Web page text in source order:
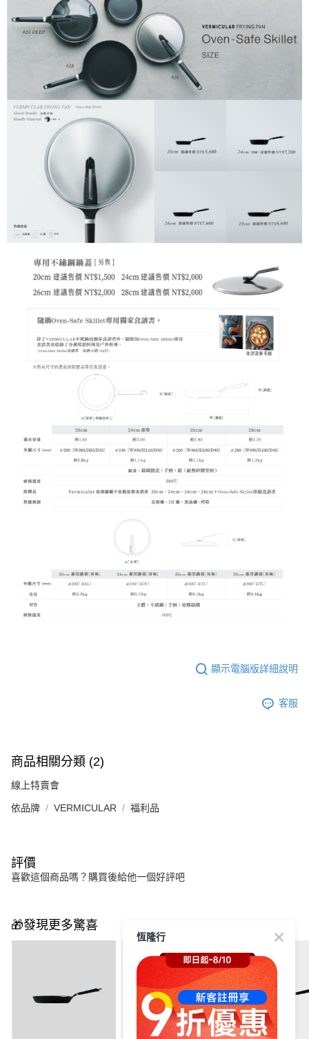
顯示電腦版詳細說明
客服
商品相關分類 (2)
線上特賣會
依品牌 VERMICULAR 福利品
評價
喜歡這個商品嗎？購買後給他一個好評吧
🎁發現更多驚喜
恆隆行